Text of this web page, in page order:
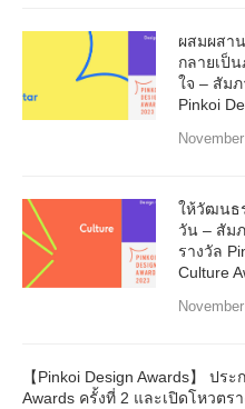
ผสมผสา
กลายเป็
ใจ – สัม
Pinkoi
ให้วัฒนธ
วัน – สัม
รางวัล
Culture
【Pinkoi Design Awards】 ปร
Awards ครั้งที่ 2 และเปิดโหวตร